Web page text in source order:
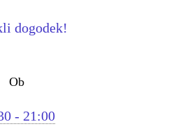
dogodek!
Ob
- 21:00